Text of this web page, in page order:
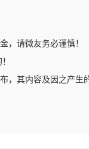
，请微友务必谨慎！
，其内容及因之产生